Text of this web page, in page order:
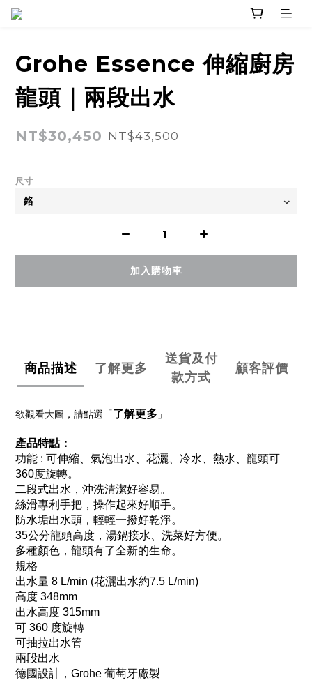
Grohe Essence 伸縮廚房
龍頭｜兩段出水
NT$30,450 NT$43,500
尺寸
加入購物車
商品描述 了解更多
送貨及付
款方式
顧客評價
欲觀看大圖，請點選「了解更多 」
產品特點：
功能 : 可伸縮、氣泡出水、花灑、冷水、熱水、龍頭可
360度旋轉。
二段式出水，沖洗清潔好容易。
絲滑專利手把，操作起來好順手。
防水垢出水頭，輕輕一撥好乾淨。
35公分龍頭高度，湯鍋接水、洗菜好方便。
多種顏色，龍頭有了全新的生命。
規格
出水量 8 L/min (花灑出水約7.5 L/min)
高度 348mm
出水高度 315mm
可 360 度旋轉
可抽拉出水管
兩段出水
德國設計，Grohe 葡萄牙廠製